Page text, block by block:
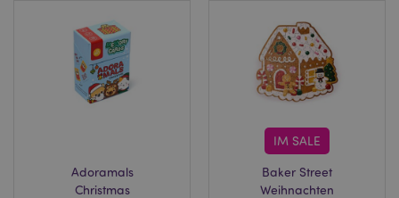
Adoramals
Christmas
IM SALE
Baker Street
Weihnachten